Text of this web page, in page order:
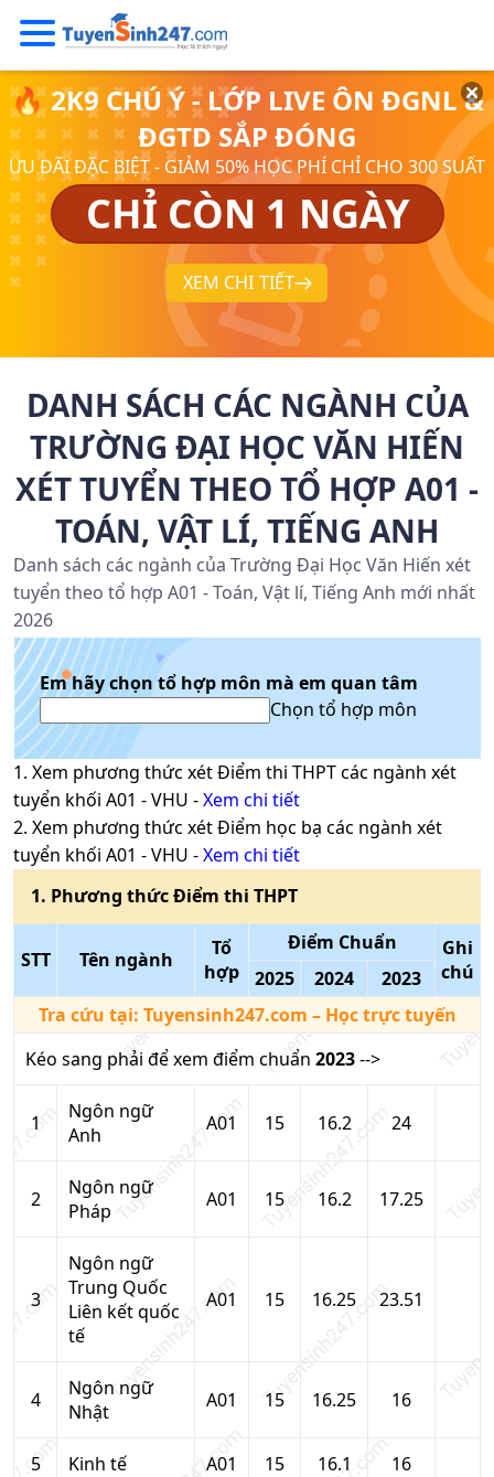
🔥 2K9 CHÚ Ý - LỚP LIVE ÔN ĐGNL &
ĐGTD SẮP ĐÓNG
ƯU ĐÃI ĐẶC BIỆT - GIẢM 50% HỌC PHÍ CHỈ CHO 300 SUẤT
CHỈ CÒN 1 NGÀY
XEM CHI TIẾT
DANH SÁCH CÁC NGÀNH CỦA
TRƯỜNG ĐẠI HỌC VĂN HIẾN
XÉT TUYỂN THEO TỔ HỢP A01 -
TOÁN, VẬT LÍ, TIẾNG ANH
Danh sách các ngành của Trường Đại Học Văn Hiến xét
tuyển theo tổ hợp A01 - Toán, Vật lí, Tiếng Anh mới nhất
2026
Em hãy chọn tổ hợp môn mà em quan tâm
Chọn tổ hợp môn
1. Xem phương thức xétĐiểm thi THPTcác ngành xét
tuyển khối A01 -VHU -Xem chi tiết
2. Xem phương thức xétĐiểm học bạ các ngành xét
tuyển khối A01 -VHU -Xem chi tiết
1. Phương thứcĐiểm thi THPT
STT Tên ngành
Tổ
hợp
Điểm Chuẩn
Ghi
chú
2025 2024
2023
Tra cứu tại: Tuyensinh247.com – Học trực tuyến
Kéo sang phải để xem điểm chuẩn 2023-->
1
Ngôn ngữ
Anh
A01 15 16.2 24
2
Ngôn ngữ
Pháp
A01 15 16.2 17.25
3
Ngôn ngữ
Trung Quốc
Liên kết quốc
tế
A01 15 16.25 23.51
4
Ngôn ngữ
Nhật
A01 15 16.25 16
5 Kinh tế A01 15 16.1 16